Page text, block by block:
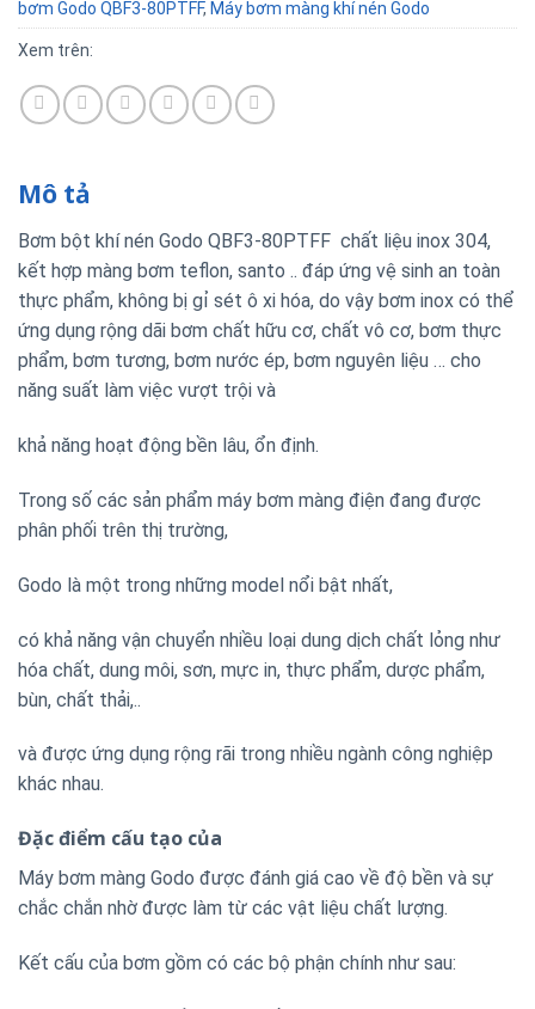
bơm Godo QBF3-80PTFF, Máy bơm màng khí nén Godo
Xem trên:
Mô tả
Bơm bột khí nén Godo QBF3-80PTFF chất liệu inox 304,
kết hợp màng bơm teflon, santo .. đáp ứng vệ sinh an toàn
thực phẩm, không bị gỉ sét ô xi hóa, do vậy bơm inox có thể
ứng dụng rộng dãi bơm chất hữu cơ, chất vô cơ, bơm thực
phẩm, bơm tương, bơm nước ép, bơm nguyên liệu … cho
năng suất làm việc vượt trội và
khả năng hoạt động bền lâu, ổn định.
Trong số các sản phẩm máy bơm màng điện đang được
phân phối trên thị trường,
Godo là một trong những model nổi bật nhất,
có khả năng vận chuyển nhiều loại dung dịch chất lỏng như
hóa chất, dung môi, sơn, mực in, thực phẩm, dược phẩm,
bùn, chất thải,..
và được ứng dụng rộng rãi trong nhiều ngành công nghiệp
khác nhau.
Đặc điểm cấu tạo của
Máy bơm màng Godo được đánh giá cao về độ bền và sự
chắc chắn nhờ được làm từ các vật liệu chất lượng.
Kết cấu của bơm gồm có các bộ phận chính như sau: